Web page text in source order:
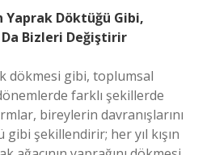
Yaprak Döktüğü Gibi,
Bizleri Değiştirir
dökmesi gibi, toplumsal
farklı şekillerde
bireylerin davranışlarını
şekillendirir; her yıl kışın